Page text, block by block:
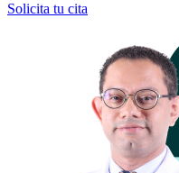
Solicita tu cita